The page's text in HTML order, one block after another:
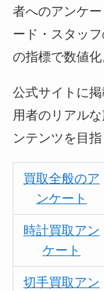
者へのアンケ
ード・スタッ
の指標で数値化
公式サイトに
用者のリアル
ンテンツを目指
買取全般のア
ンケート
時計買取アン
ケート
切手買取アン